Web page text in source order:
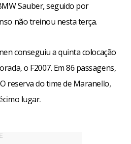
Sauber, seguido por
não treinou nesta terça.
conseguiu a quinta colocação
o F2007. Em 86 passagens,
reserva do time de Maranello,
lugar.